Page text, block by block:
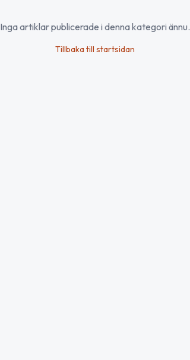
Inga artiklar publicerade i denna kategori ännu.
Tillbaka till startsidan